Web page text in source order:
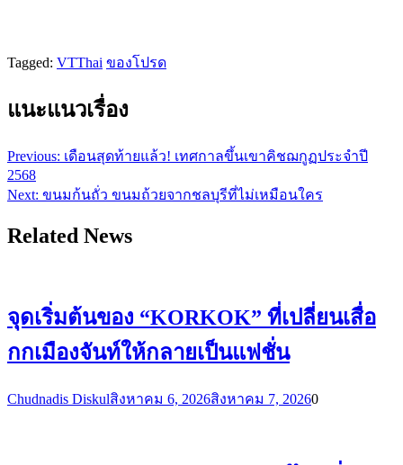
Tagged: VTThai ของโปรด
แนะแนวเรื่อง
Previous: เดือนสุดท้ายแล้ว! เทศกาลขึ้นเขาคิชฌกูฏประจำปี
2568
Next: ขนมก้นถั่ว ขนมถ้วยจากชลบุรีที่ไม่เหมือนใคร
Related News
จุดเริ่มต้นของ “KORKOK” ที่เปลี่ยนเสื่อ
กกเมืองจันท์ให้กลายเป็นแฟชั่น
Chudnadis Diskulสิงหาคม 6, 2026สิงหาคม 7, 20260